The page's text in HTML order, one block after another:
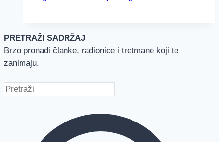
PRETRAŽI SADRŽAJ
Brzo pronađi članke, radionice i tretmane koji te
zanimaju.